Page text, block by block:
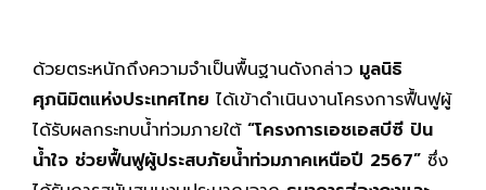
ด้วยตระหนักถึงความจำเป็นพื้นฐานดังกล่าว มูลนิธิ
ศุภนิมิตแห่งประเทศไทย ได้เข้าดำเนินงานโครงการฟื้นฟูผู้
ได้รับผลกระทบน้ำท่วมภายใต้ “โครงการเอชเอสบีซี ปัน
น้ำใจ ช่วยฟื้นฟูผู้ประสบภัยน้ำท่วมภาคเหนือปี 2567” ซึ่ง